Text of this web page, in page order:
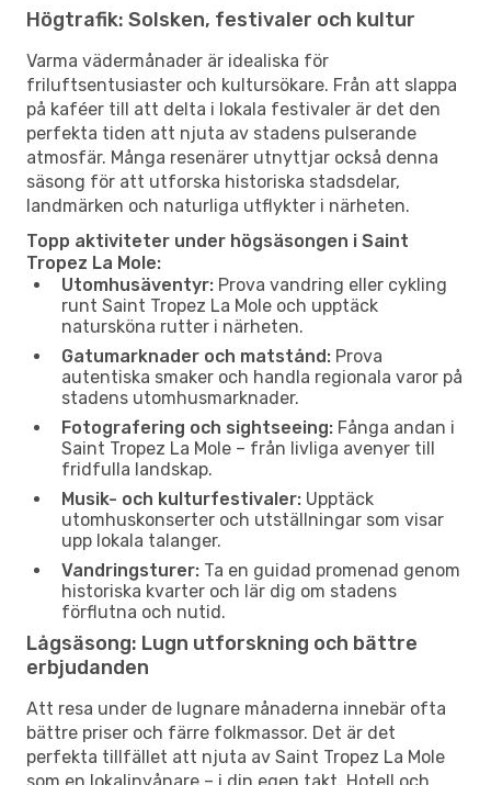
Högtrafik: Solsken, festivaler och kultur
Varma vädermånader är idealiska för
friluftsentusiaster och kultursökare. Från att slappa
på kaféer till att delta i lokala festivaler är det den
perfekta tiden att njuta av stadens pulserande
atmosfär. Många resenärer utnyttjar också denna
säsong för att utforska historiska stadsdelar,
landmärken och naturliga utflykter i närheten.
Topp aktiviteter under högsäsongen i Saint
Tropez La Mole:
Utomhusäventyr: Prova vandring eller cykling
runt Saint Tropez La Mole och upptäck
natursköna rutter i närheten.
Gatumarknader och matstånd: Prova
autentiska smaker och handla regionala varor på
stadens utomhusmarknader.
Fotografering och sightseeing: Fånga andan i
Saint Tropez La Mole – från livliga avenyer till
fridfulla landskap.
Musik- och kulturfestivaler: Upptäck
utomhuskonserter och utställningar som visar
upp lokala talanger.
Vandringsturer: Ta en guidad promenad genom
historiska kvarter och lär dig om stadens
förflutna och nutid.
Lågsäsong: Lugn utforskning och bättre
erbjudanden
Att resa under de lugnare månaderna innebär ofta
bättre priser och färre folkmassor. Det är det
perfekta tillfället att njuta av Saint Tropez La Mole